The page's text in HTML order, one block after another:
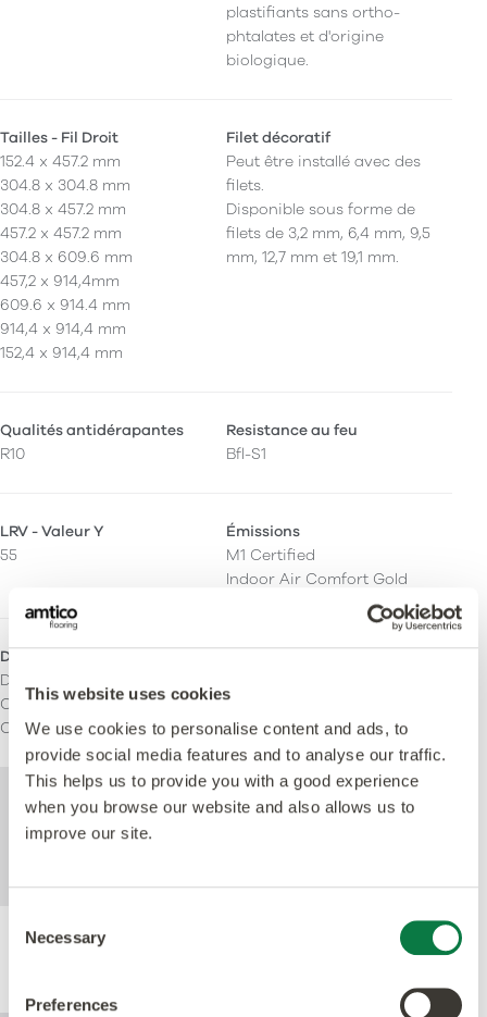
This website uses cookies
We use cookies to personalise content and ads, to
provide social media features and to analyse our traffic.
This helps us to provide you with a good experience
when you browse our website and also allows us to
improve our site.
Selection
Necessary
Preferences
plastifiants sans ortho-
phtalates et d'origine
biologique.
Tailles - Fil Droit
152.4 x 457.2 mm
304.8 x 304.8 mm
304.8 x 457.2 mm
457.2 x 457.2 mm
304.8 x 609.6 mm
457,2 x 914,4mm
609.6 x 914.4 mm
914,4 x 914,4 mm
152,4 x 914,4 mm
Filet décoratif
Peut être installé avec des
filets.
Disponible sous forme de
filets de 3,2 mm, 6,4 mm, 9,5
mm, 12,7 mm et 19,1 mm.
Qualités antidérapantes
R10
Resistance au feu
Bfl-S1
LRV - Valeur Y
55
Émissions
M1 Certified
Indoor Air Comfort Gold
Domaines d'utilisation
Domestique
Commercial léger
Commercial lourd
Pour de plus amples informations
techniques sur ce produit, veuillez consulter